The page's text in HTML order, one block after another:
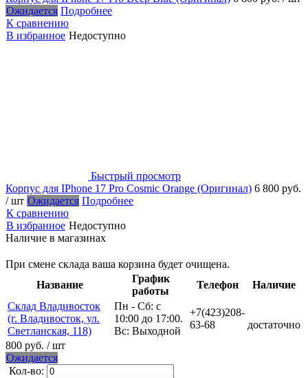
Ожидается Подробнее
К сравнению
В избранное Недоступно
Быстрый просмотр
Корпус для IPhone 17 Pro Cosmic Orange (Оригинал) 6 800 руб.
/ шт Ожидается Подробнее
К сравнению
В избранное Недоступно
Наличие в магазинах
При смене склада ваша корзина будет очищена.
Название
График
работы
Телефон
Наличие
Склад Владивосток
(г. Владивосток, ул.
Светланская, 118)
Пн - Сб: с
10:00 до 17:00.
Вс: Выходной
+7(423)208-
63-68
достаточно
800 руб. / шт
Ожидается
Кол-во: